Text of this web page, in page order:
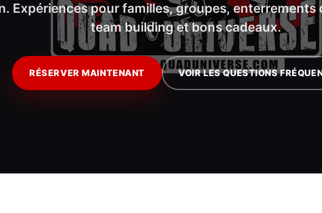
Expériences pour familles, groupes, enterrements
team building et bons cadeaux.
RÉSERVER MAINTENANT VOIR LES QUESTIONS